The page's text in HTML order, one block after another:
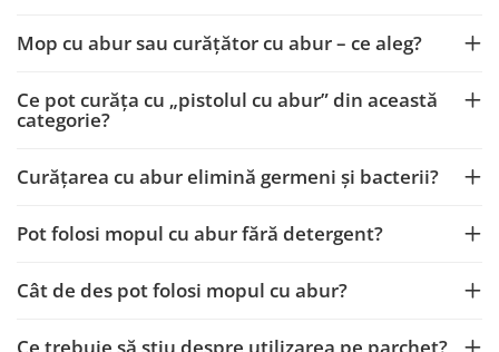
Mop cu abur sau curățător cu abur – ce aleg?
Ce pot curăța cu „pistolul cu abur” din această
categorie?
Curățarea cu abur elimină germeni și bacterii?
Pot folosi mopul cu abur fără detergent?
Cât de des pot folosi mopul cu abur?